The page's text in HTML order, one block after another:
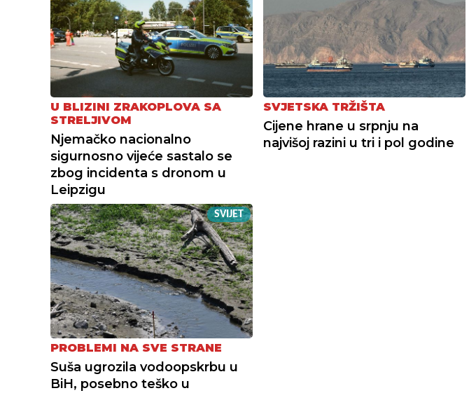
U BLIZINI ZRAKOPLOVA SA
STRELJIVOM
Njemačko nacionalno
sigurnosno vijeće sastalo se
zbog incidenta s dronom u
Leipzigu
SVJETSKA TRŽIŠTA
Cijene hrane u srpnju na
najvišoj razini u tri i pol godine
SVIJET
PROBLEMI NA SVE STRANE
Suša ugrozila vodoopskrbu u
BiH, posebno teško u